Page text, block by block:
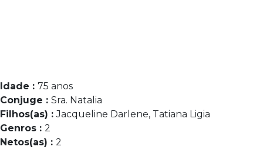
Idade : 75 anos
Conjuge : Sra. Natalia
Filhos(as) :Jacqueline Darlene, Tatiana Ligia
Genros : 2
Netos(as) : 2